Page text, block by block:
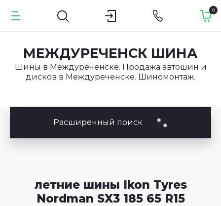
0
МЕЖДУРЕЧЕНСК ШИНА
Шины в Междуреченске. Продажа автошин и
дисков в Междуреченске. Шиномонтаж.
Расширенный поиск
летние шины Ikon Tyres
Nordman SX3 185 65 R15